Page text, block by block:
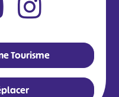
Tourisme